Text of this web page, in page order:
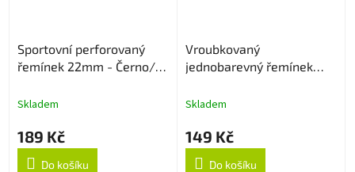
Sportovní perforovaný
řemínek 22mm - Černo/
Skladem
189 Kč
Do košíku
Vroubkovaný
jednobarevný řemínek
Skladem
149 Kč
Do košíku